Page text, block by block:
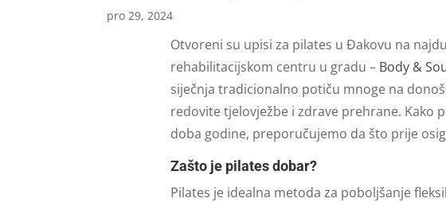
pro 29, 2024
Otvoreni su upisi za pilates u Đakovu na
rehabilitacijskom centru u gradu – Body &
siječnja tradicionalno potiču mnoge na
redovite tjelovježbe i zdrave prehrane. Kako
doba godine, preporučujemo da što prije
Zašto je pilates dobar?
Pilates je idealna metoda za poboljšanje